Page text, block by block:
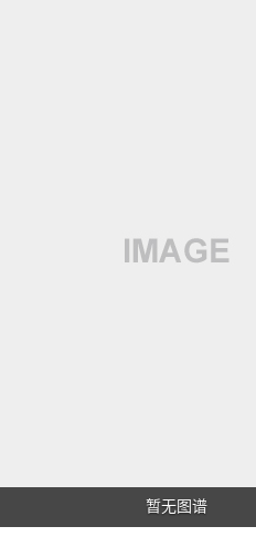
暂无图谱